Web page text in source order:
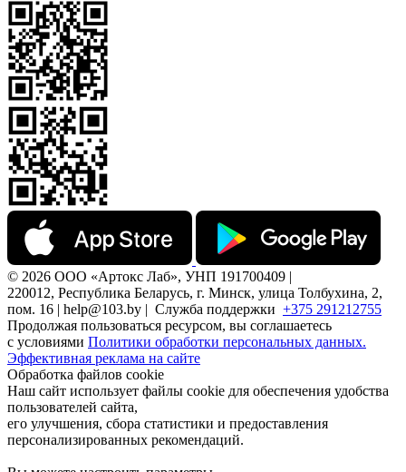
© 2026 ООО «Артокс Лаб», УНП 191700409 |
220012, Республика Беларусь, г. Минск, улица Толбухина, 2,
пом. 16 | help@103.by | Служба поддержки +375 291212755
Продолжая пользоваться ресурсом, вы соглашаетесь
с условиями Политики обработки персональных данных.
Эффективная реклама на сайте
Обработка файлов cookie
Наш сайт использует файлы cookie для обеспечения удобства
пользователей сайта,
его улучшения, сбора статистики и предоставления
персонализированных рекомендаций.